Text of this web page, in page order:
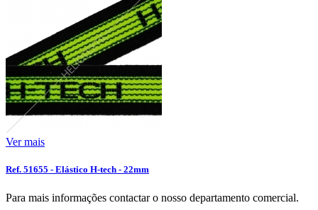
Ver mais
Ref. 51655 - Elástico H-tech - 22mm
Para mais informações contactar o nosso departamento comercial.